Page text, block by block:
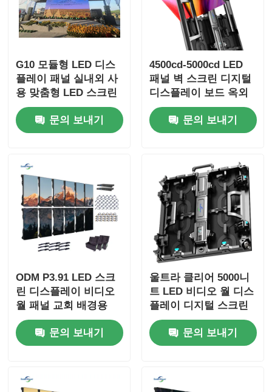
G10 모듈형 LED 디스
플레이 패널 실내외 사
용 맞춤형 LED 스크린
문의 보내기
4500cd-5000cd LED
패널 벽 스크린 디지털
디스플레이 보드 옥외
광고용
문의 보내기
ODM P3.91 LED 스크
린 디스플레이 비디오
월 패널 교회 배경용
800W
문의 보내기
울트라 클리어 5000니
트 LED 비디오 월 디스
플레이 디지털 스크린
P2.9 P3.9 쇼핑몰용
문의 보내기